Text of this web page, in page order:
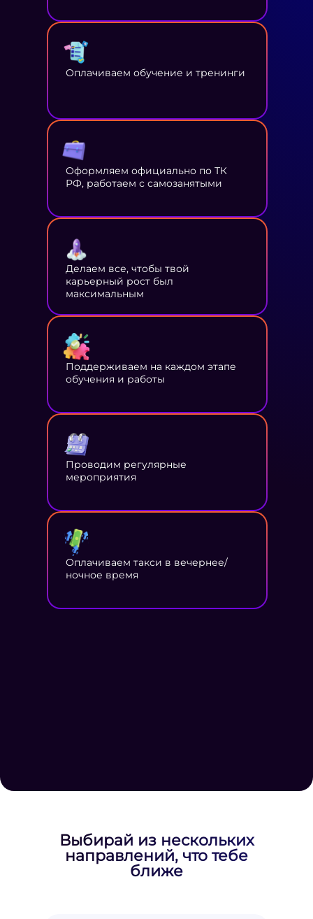
Оплачиваем обучение и тренинги
Оформляем официально по ТК
РФ, работаем с самозанятыми
Делаем все, чтобы твой
карьерный рост был
максимальным
Поддерживаем на каждом этапе
обучения и работы
Проводим регулярные
мероприятия
Оплачиваем такси в вечернее/
ночное время
Выбирай из нескольких
направлений, что тебе
ближе